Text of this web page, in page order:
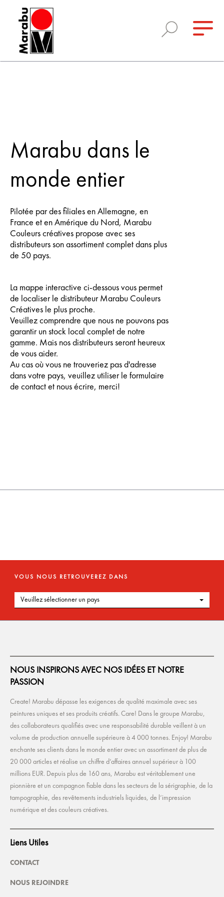
Marabu dans le
monde entier
Pilotée par des filiales en Allemagne, en
France et en Amérique du Nord, Marabu
Couleurs créatives propose avec ses
distributeurs son assortiment complet dans plus
de 50 pays.
La mappe interactive ci-dessous vous permet
de localiser le distributeur Marabu Couleurs
Créatives le plus proche.
Veuillez comprendre que nous ne pouvons pas
garantir un stock local complet de notre
gamme. Mais nos distributeurs seront heureux
de vous aider.
Au cas où vous ne trouveriez pas d'adresse
dans votre pays, veuillez utiliser le formulaire
de contact et nous écrire, merci!
VOUS NOUS RETROUVEREZ DANS
Veuillez sélectionner un pays
NOUS INSPIRONS AVEC NOS IDÉES ET NOTRE
PASSION
Create! Marabu dépasse les exigences de qualité maximale avec ses
peintures uniques et ses produits créatifs. Care! Dans le groupe Marabu,
des collaborateurs qualifiés avec une responsabilité durable veillent à un
volume de production annuelle supérieure à 4 000 tonnes. Enjoy! Marabu
enchante ses clients dans le monde entier avec un assortiment de plus de
20 000 articles et réalise un chiffre d’affaires annuel supérieur à 100
millions EUR. Depuis plus de 160 ans, Marabu est véritablement une
pionnière et un compagnon fiable dans les secteurs de la sérigraphie, de la
tampographie, des revêtements industriels liquides, de l’impression
numérique et des couleurs créatives.
Liens Utiles
CONTACT
NOUS REJOINDRE